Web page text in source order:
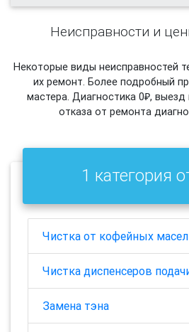
Неисправности и
Некоторые виды неисправностей
их ремонт. Более подробный
мастера. Диагностика 0₽, выезд
отказа от ремонта
1 категория
Чистка от кофейных масел
Чистка диспенсеров
Замена тэна